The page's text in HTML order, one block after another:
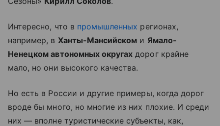
Интересно, что в промышленных регионах,
например, в Ханты-Мансийском и Ямало-
Ненецком автономных округах дорог крайне
мало, но они высокого качества.
Но есть в России и другие примеры, когда дорог
вроде бы много, но многие из них плохие. И среди
них — вполне туристические субъекты, как,